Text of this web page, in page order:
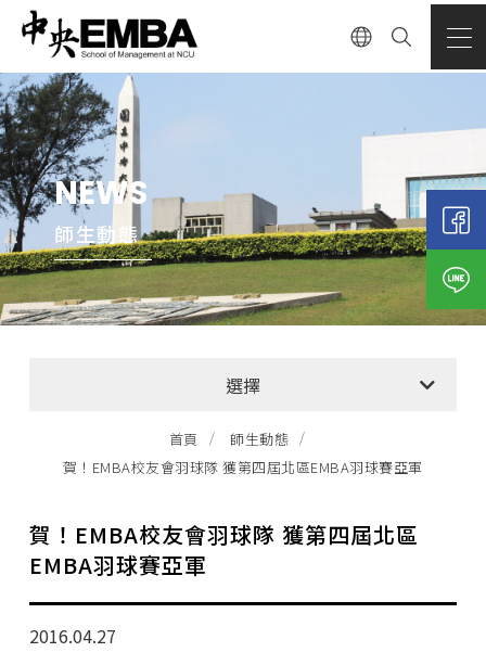
NEWS
師生動態
選擇
全部消息
EMBA招生公告
行政公告
師生動態
首頁
師生動態
賀！EMBA校友會羽球隊 獲第四屆北區EMBA羽球賽亞軍
賀！EMBA校友會羽球隊 獲第四屆北區
EMBA羽球賽亞軍
2016.04.27